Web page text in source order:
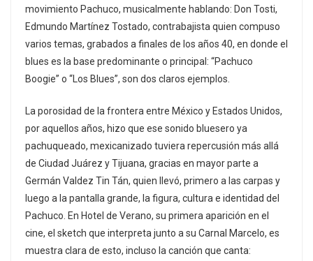
movimiento Pachuco, musicalmente hablando: Don Tosti,
Edmundo Martínez Tostado, contrabajista quien compuso
varios temas, grabados a finales de los años 40, en donde el
blues es la base predominante o principal: “Pachuco
Boogie” o “Los Blues”, son dos claros ejemplos.
La porosidad de la frontera entre México y Estados Unidos,
por aquellos años, hizo que ese sonido bluesero ya
pachuqueado, mexicanizado tuviera repercusión más allá
de Ciudad Juárez y Tijuana, gracias en mayor parte a
Germán Valdez Tin Tán, quien llevó, primero a las carpas y
luego a la pantalla grande, la figura, cultura e identidad del
Pachuco. En Hotel de Verano, su primera aparición en el
cine, el sketch que interpreta junto a su Carnal Marcelo, es
muestra clara de esto, incluso la canción que canta: